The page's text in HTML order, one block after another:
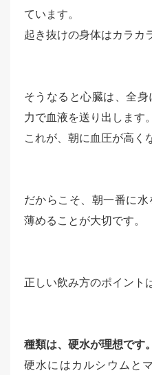
ています。
起き抜けの身体はカラカ
そうなると心臓は、全
力で血液を送り出します。
これが、朝に血圧が高く
だからこそ、朝一番に
薄めることが大切です。
正しい飲み方のポイント
種類は、硬水が理想です。
硬水にはカルシウムと